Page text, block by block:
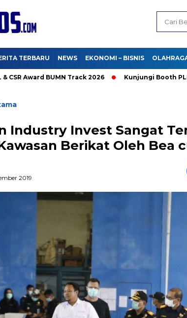
TERBARU NEWS EKONOMI – BISNIS
BUMN Track 2026 Kunjungi Booth PLN di
Industry Invest Sangat
Berikat Oleh Bea
2019